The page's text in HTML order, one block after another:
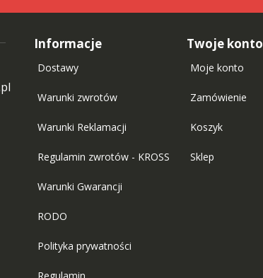
Informacje
Dostawy
Warunki zwrotów
Warunki Reklamacji
Regulamin zwrotów - KROSS
Warunki Gwarancji
RODO
Polityka prywatności
Regulamin
Twoje konto
Moje konto
Zamówienie
Koszyk
Sklep